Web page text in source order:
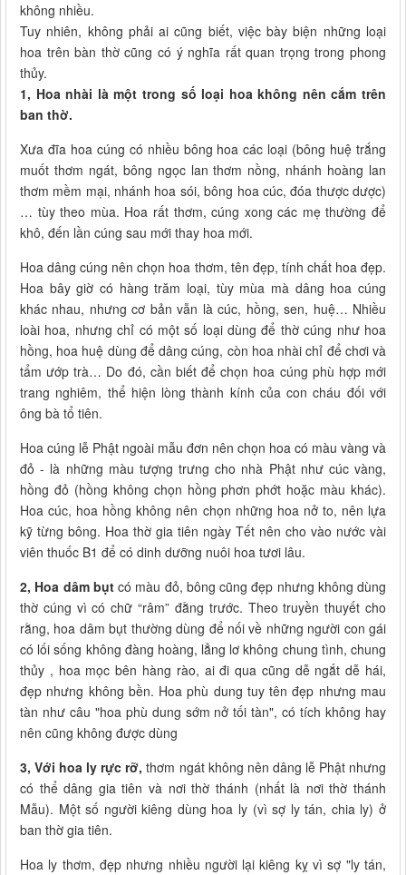
không nhiều.
Tuy nhiên, không phải ai cũng biết, việc bày biện những loại
hoa trên bàn thờ cũng có ý nghĩa rất quan trọng trong phong
thủy.
1, Hoa nhài là một trong số loại hoa không nên cắm trên
ban thờ.
Xưa đĩa hoa cúng có nhiều bông hoa các loại (bông huệ trắng
muốt thơm ngát, bông ngọc lan thơm nồng, nhánh hoàng lan
thơm mềm mại, nhánh hoa sói, bông hoa cúc, đóa thược dược)
… tùy theo mùa. Hoa rất thơm, cúng xong các mẹ thường để
khô, đến lần cúng sau mới thay hoa mới.
Hoa dâng cúng nên chọn hoa thơm, tên đẹp, tính chất hoa đẹp.
Hoa bây giờ có hàng trăm loại, tùy mùa mà dâng hoa cúng
khác nhau, nhưng cơ bản vẫn là cúc, hồng, sen, huệ… Nhiều
loài hoa, nhưng chỉ có một số loại dùng để thờ cúng như hoa
hồng, hoa huệ dùng để dâng cúng, còn hoa nhài chỉ để chơi và
tẩm ướp trà… Do đó, cần biết để chọn hoa cúng phù hợp mới
trang nghiêm, thể hiện lòng thành kính của con cháu đối với
ông bà tổ tiên.
Hoa cúng lễ Phật ngoài mẫu đơn nên chọn hoa có màu vàng và
đỏ - là những màu tượng trưng cho nhà Phật như cúc vàng,
hồng đỏ (hồng không chọn hồng phơn phớt hoặc màu khác).
Hoa cúc, hoa hồng không nên chọn những hoa nở to, nên lựa
kỹ từng bông. Hoa thờ gia tiên ngày Tết nên cho vào nước vài
viên thuốc B1 để có dinh dưỡng nuôi hoa tươi lâu.
2, Hoa dâm bụt có màu đỏ, bông cũng đẹp nhưng không dùng
thờ cúng vì có chữ “râm” đằng trước. Theo truyền thuyết cho
rằng, hoa dâm bụt thường dùng để nối về những người con gái
có lối sống không đàng hoàng, lẳng lơ không chung tình, chung
thủy , hoa mọc bên hàng rào, ai đi qua cũng dễ ngắt dễ hái,
đẹp nhưng không bền. Hoa phù dung tuy tên đẹp nhưng mau
tàn như câu "hoa phù dung sớm nở tối tàn", có tích không hay
nên cũng không được dùng
3, Với hoa ly rực rỡ, thơm ngát không nên dâng lễ Phật nhưng
có thể dâng gia tiên và nơi thờ thánh (nhất là nơi thờ thánh
Mẫu). Một số người kiêng dùng hoa ly (vì sợ ly tán, chia ly) ở
ban thờ gia tiên.
Hoa ly thơm, đẹp nhưng nhiều người lại kiêng kỵ vì sợ "ly tán,